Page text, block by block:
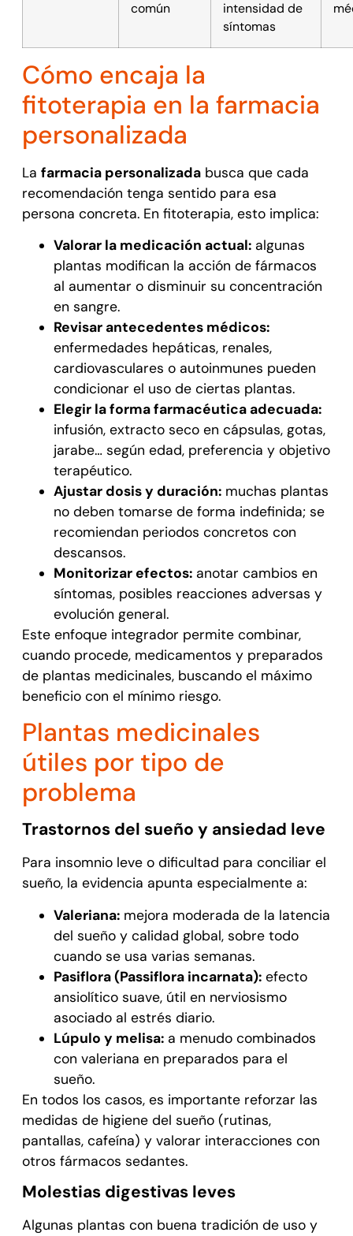
común
intensidad de
síntomas
Cómo encaja la
fitoterapia en la farmacia
personalizada
La farmacia personalizadabusca que cada
recomendación tenga sentido para esa
persona concreta. En fitoterapia, esto implica:
Valorar la medicación actual:algunas
plantas modifican la acción de fármacos
al aumentar o disminuir su concentración
en sangre.
Revisar antecedentes médicos:
enfermedades hepáticas, renales,
cardiovasculares o autoinmunes pueden
condicionar el uso de ciertas plantas.
Elegir la forma farmacéutica adecuada:
infusión, extracto seco en cápsulas, gotas,
jarabe… según edad, preferencia y objetivo
terapéutico.
Ajustar dosis y duración:muchas plantas
no deben tomarse de forma indefinida; se
recomiendan periodos concretos con
descansos.
Monitorizar efectos:anotar cambios en
síntomas, posibles reacciones adversas y
evolución general.
Este enfoque integrador permite combinar,
cuando procede, medicamentos y preparados
de plantas medicinales, buscando el máximo
beneficio con el mínimo riesgo.
Plantas medicinales
útiles por tipo de
problema
Trastornos del sueño y ansiedad leve
Para insomnio leve o dificultad para conciliar el
sueño, la evidencia apunta especialmente a:
Valeriana:mejora moderada de la latencia
del sueño y calidad global, sobre todo
cuando se usa varias semanas.
Pasiflora (Passiflora incarnata):efecto
ansiolítico suave, útil en nerviosismo
asociado al estrés diario.
Lúpulo y melisa:a menudo combinados
con valeriana en preparados para el
sueño.
En todos los casos, es importante reforzar las
medidas de higiene del sueño (rutinas,
pantallas, cafeína) y valorar interacciones con
otros fármacos sedantes.
Molestias digestivas leves
Algunas plantas con buena tradición de uso y